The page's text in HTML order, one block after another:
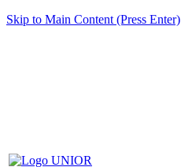
Skip to Main Content (Press Enter)